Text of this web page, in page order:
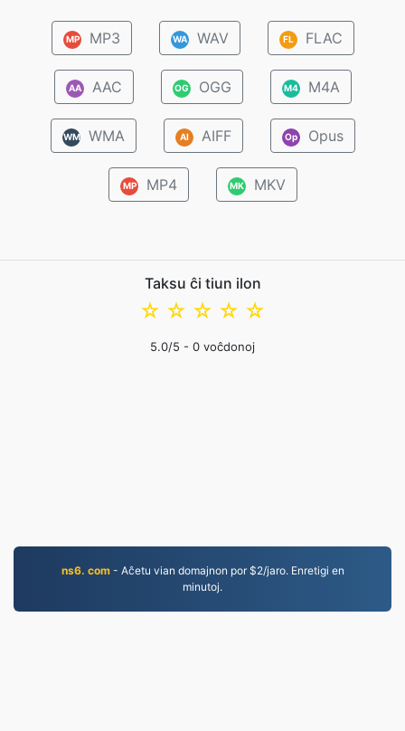
MP MP3 WA WAV FL FLAC
AA AAC OG OGG M4 M4A
WM WMA AI AIFF Op Opus
MP MP4 MK MKV
Taksu ĉi tiun ilon
☆
☆
☆
☆
☆
5.0/5 - 0 voĉdonoj
ns6. com- Aĉetu vian domajnon por $2/jaro. Enretigi en
minutoj.